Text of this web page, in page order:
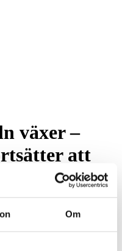
Om
växer –
att
kronor under 2025.